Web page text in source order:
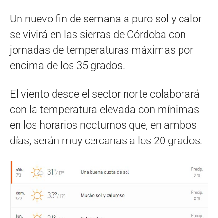
Un nuevo fin de semana a puro sol y calor
se vivirá en las sierras de Córdoba con
jornadas de temperaturas máximas por
encima de los 35 grados.
El viento desde el sector norte colaborará
con la temperatura elevada con mínimas
en los horarios nocturnos que, en ambos
días, serán muy cercanas a los 20 grados.